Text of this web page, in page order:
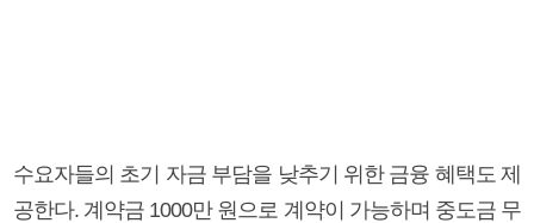
수요자들의 초기 자금 부담을 낮추기 위한 금융 혜택도 제
공한다. 계약금 1000만 원으로 계약이 가능하며 중도금 무